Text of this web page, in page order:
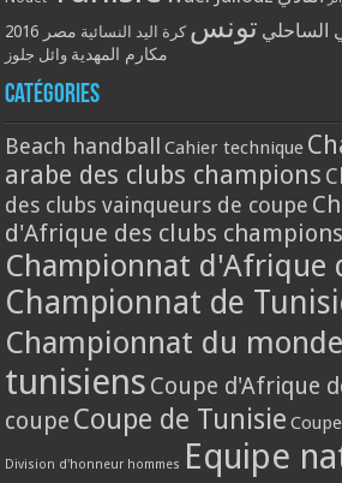
الساحلي تونس كرة اليد النسائية مصر 2016
مكارم المهدية وائل جلوز
Catégories
Beach handball Cahier technique
arabe des clubs champions
des clubs vainqueurs de coupe
d'Afrique des clubs champions
Championnat d'Afrique
Championnat de
Championnat du monde
tunisiens Coupe d'Afrique
coupe Coupe de Tunisie
Division d'honneur hommes Equipe